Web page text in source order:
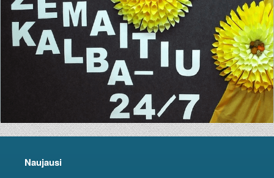
Naujausi